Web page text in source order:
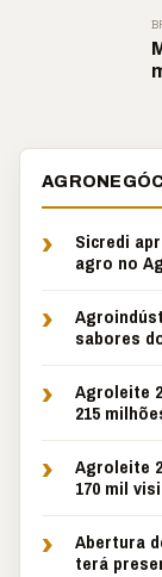
›
Sicredi
agro no
›
sabores
›
Agroleite
215
›
Agroleite
170 mil
›
Abertura
terá